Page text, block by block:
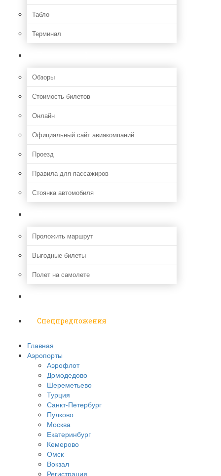
Табло
Терминал
Обзоры
Стоимость билетов
Онлайн
Официальный сайт авиакомпаний
Проезд
Правила для пассажиров
Стоянка автомобиля
Проложить маршрут
Выгодные билеты
Полет на самолете
Спецпредложения
Главная
Аэропорты
Аэрофлот
Домодедово
Шереметьево
Турция
Санкт-Петербург
Пулково
Москва
Екатеринбург
Кемерово
Омск
Вокзал
Регистрация